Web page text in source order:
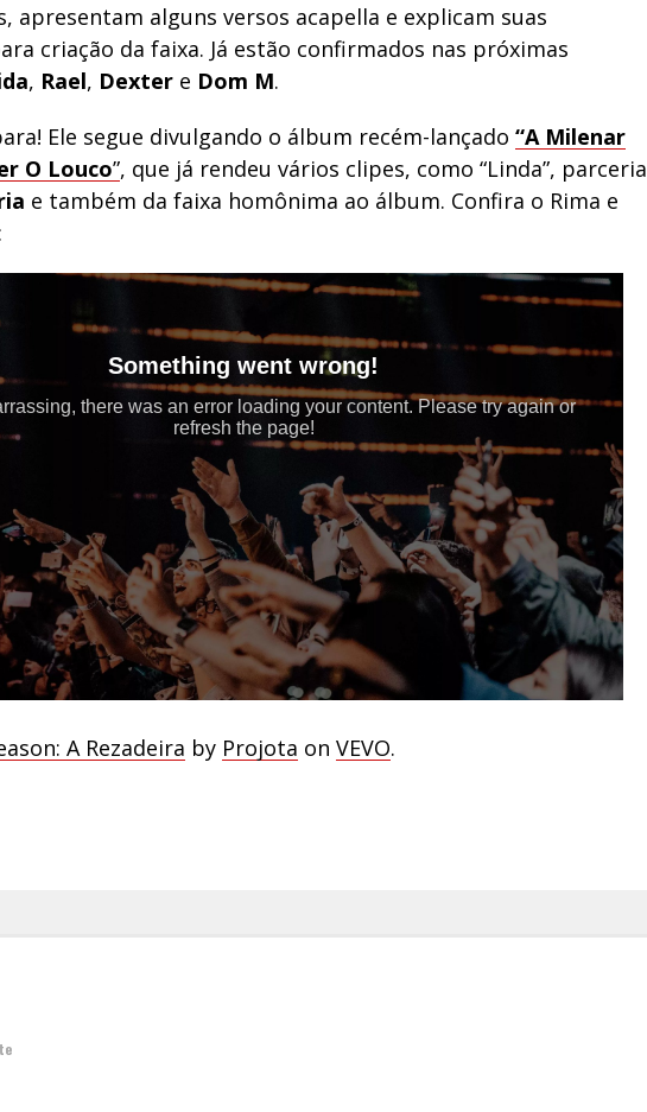
apresentam alguns versos acapella e explicam suas
criação da faixa. Já estão confirmados nas próximas
, Rael, Dexter e Dom M.
Ele segue divulgando o álbum recém-lançado “A Milenar
O Louco”, que já rendeu vários clipes, como “Linda”, parceria
e também da faixa homônima ao álbum. Confira o Rima e
A Rezadeira by Projota on VEVO.